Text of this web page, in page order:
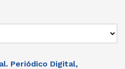
Periódico Digital,